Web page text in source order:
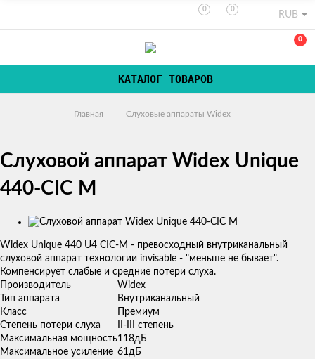
0 0
RUB
0
КАТАЛОГ ТОВАРОВ
Главная Слуховые аппараты Widex
Слуховой аппарат Widex Unique
440-CIC M
Изображения
​Widex Unique 440 U4 CIC-M - превосходный внутриканальный
слуховой аппарат технологии invisable - "меньше не бывает".
Компенсирует слабые и средние потери слуха.
Производитель
Widex
Тип аппарата
Внутриканальный
Класс
Премиум
Степень потери слуха
II-III степень
Максимальная мощность118дБ
Максимальное усиление 61дБ